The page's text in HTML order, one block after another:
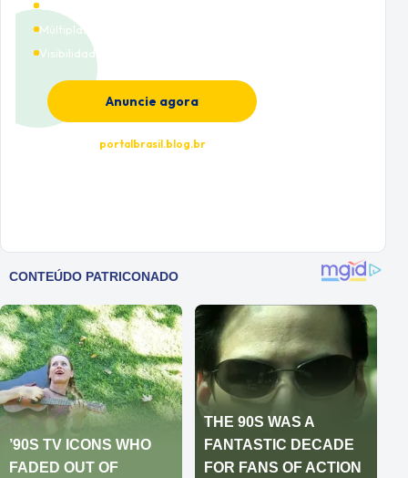
Múltiplas categorias
Visibilidade premium
Anuncie agora
portalbrasil.blog.br